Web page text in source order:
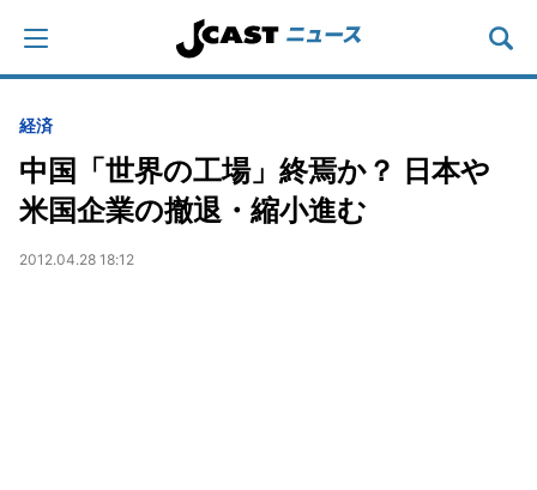
経済
中国「世界の工場」終焉か？ 日本や
米国企業の撤退・縮小進む
2012.04.28 18:12